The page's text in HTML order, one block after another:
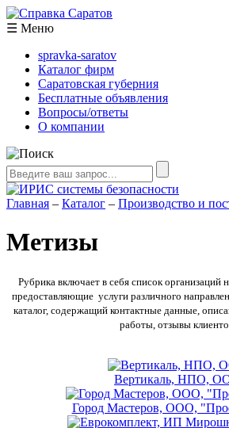
☰ Меню
spravka-saratov
Каталог фирм
Саратовская губерния
Бесплатные объявления
Вопросы/ответы
О компании
Главная – Каталог – Производство и
Метизы
Рубрика включает в себя список организаций
предоставляющие услуги различного
каталог, содержащий контактные данные,
работы, отзывы
Вертикаль, НПО,
Город Мастеров, ООО,